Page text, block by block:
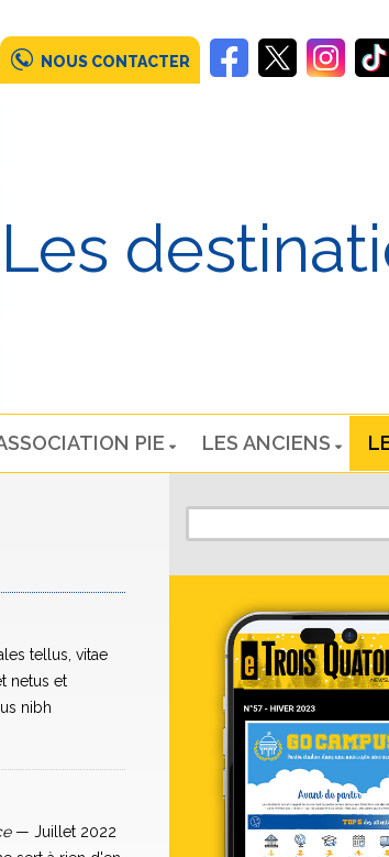
NOUS CONTACTER
Les
PIE LES ANCIENS
tellus, vitae
netus et
nibh
— Juillet 2022